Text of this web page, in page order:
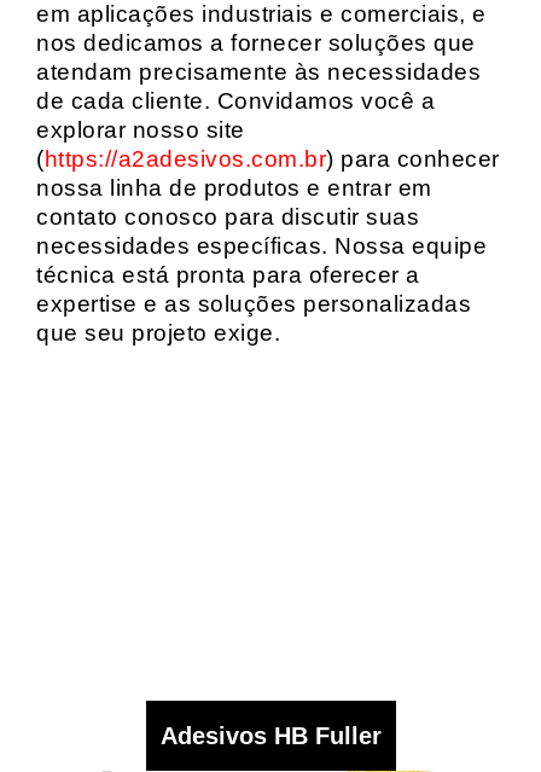
em aplicações industriais e comerciais, e
nos dedicamos a fornecer soluções que
atendam precisamente às necessidades
de cada cliente. Convidamos você a
explorar nosso site
(https://a2adesivos.com.br) para conhecer
nossa linha de produtos e entrar em
contato conosco para discutir suas
necessidades específicas. Nossa equipe
técnica está pronta para oferecer a
expertise e as soluções personalizadas
que seu projeto exige.
Adesivos HB Fuller